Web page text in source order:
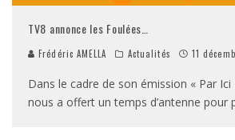
TV8 annonce les Foulées…
Frédéric AMELLA Actualités 11
Dans le cadre de son émission « Par Ici
nous a offert un temps d’antenne pour